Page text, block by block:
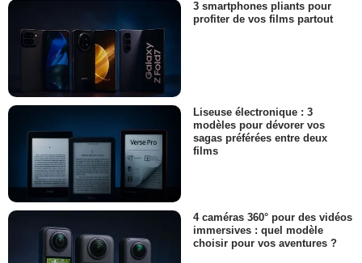
3 smartphones pliants pour
profiter de vos films partout
Liseuse électronique : 3
modèles pour dévorer vos
sagas préférées entre deux
films
4 caméras 360° pour des vidéos
immersives : quel modèle
choisir pour vos aventures ?